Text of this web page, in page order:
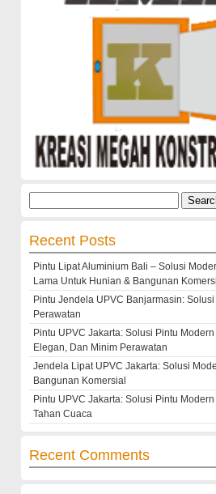
Recent Posts
Pintu Lipat Aluminium Bali – Solusi
Lama Untuk Hunian & Bangunan
Pintu Jendela UPVC Banjarmasin:
Perawatan
Pintu UPVC Jakarta: Solusi Pintu
Elegan, Dan Minim Perawatan
Jendela Lipat UPVC Jakarta: Solusi
Bangunan Komersial
Pintu UPVC Jakarta: Solusi Pintu
Tahan Cuaca
Recent Comments